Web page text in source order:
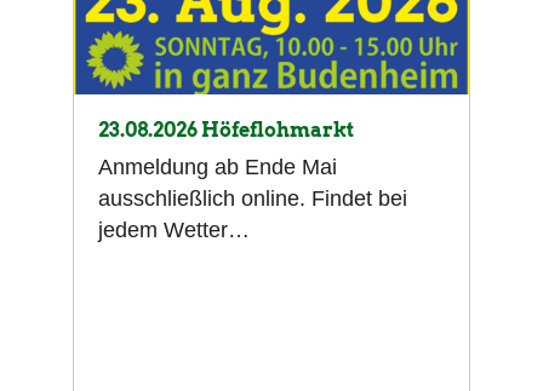
23.08.2026 Höfeflohmarkt
Anmeldung ab Ende Mai
ausschließlich online. Findet bei
jedem Wetter…